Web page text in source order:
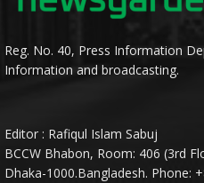
Reg. No. 40, Press Information
Information and broadcasting.
Editor : Rafiqul Islam Sabuj
BCCW Bhabon, Room: 406 (3rd
Dhaka-1000.Bangladesh. Phone: